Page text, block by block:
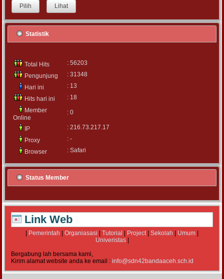
Lihat
Statistik
Total Hits
: 56203
Pengunjung
: 31348
Hari ini
: 13
Hits hari ini
: 18
Member
Online
: 0
IP
: 216.73.217.17
Proxy
: -
Browser
: Safari
Status Member
Link Web
Pemerintah Organiasasi Tutorial Project| Sekolah Umum
Univeristas|
Bergabung lah bersama kami,
Kirim alamat website anda ke email :info@sdn42bandaaceh.sch.id